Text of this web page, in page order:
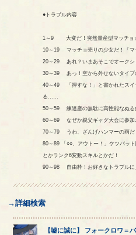
●トラブル内容
1～9 大変だ！突然量産型マッチョ☆
10～19 マッチョ売りの少女だ！「
20～29 あれ？いまあそこでオークシ
30～39 あっ！空から外せないタイプ
40～49 「押すな！」と書かれたスイ
る……
50～59 練達産の無駄に高性能なぬる
60～69 なぜか親父ギャグ大会に参加
70～79 うわ、ざんげハンマーの雨だ
80～89 「○○、アウトー！」ケツバッ
とかランク6変動スキルとかだ！
90～98 自由枠！お好きなトラブルに
→詳細検索
【嘘に誠に】 フォークロワ ＝